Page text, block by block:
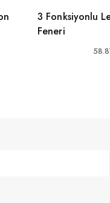
3 Fonksiyonlu
Feneri